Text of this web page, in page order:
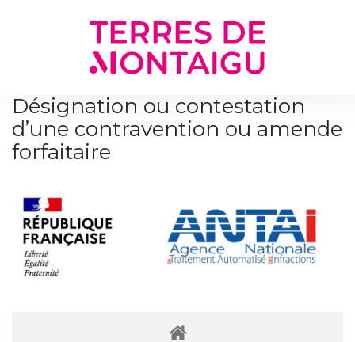
Désignation ou contestation
d’une contravention ou amende
forfaitaire